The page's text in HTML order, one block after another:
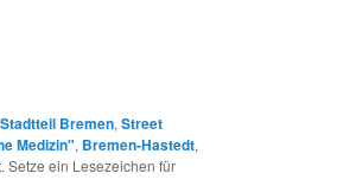
Stadtteil Bremen, Street
Medizin", Bremen-Hastedt,
Setze ein Lesezeichen für